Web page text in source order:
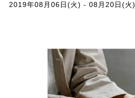
2019年08月06日(火) - 08月20日(火)